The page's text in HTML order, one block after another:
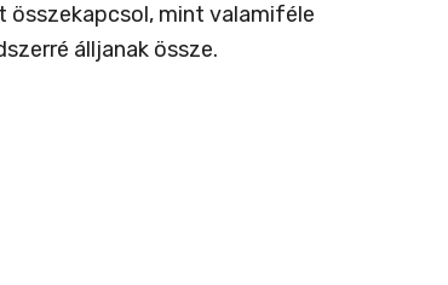
mint valamiféle
álljanak össze.